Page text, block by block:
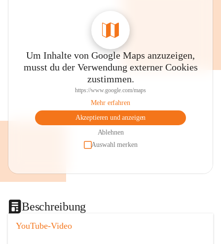
Um Inhalte von Google Maps anzuzeigen,
musst du der Verwendung externer Cookies
zustimmen.
https://www.google.com/maps
Mehr erfahren
Akzeptieren und anzeigen
Ablehnen
Auswahl merken
Beschreibung
YouTube-Video